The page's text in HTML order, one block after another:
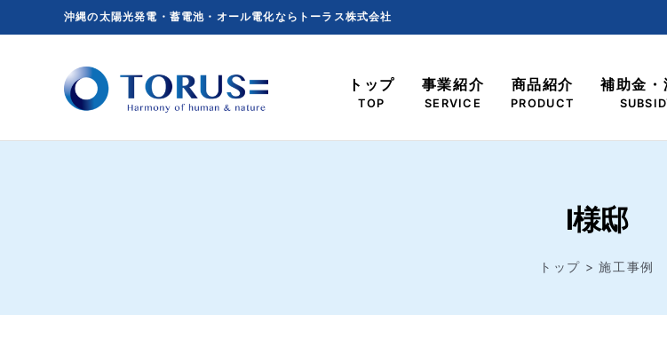
沖縄の太陽光発電・蓄電池・オール電化ならトーラス株式会社
トップ
TOP
事業紹介
SERVICE
商品紹介
PRODUCT
補助金・
I様邸
トップ 施工事例